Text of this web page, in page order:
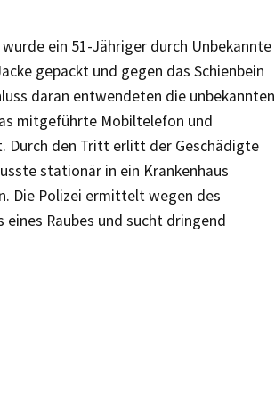
ein 51-Jähriger durch Unbekannte
gepackt und gegen das Schienbein
daran entwendeten die unbekannten
mitgeführte Mobiltelefon und
Durch den Tritt erlitt der Geschädigte
stationär in ein Krankenhaus
Die Polizei ermittelt wegen des
Raubes und sucht dringend